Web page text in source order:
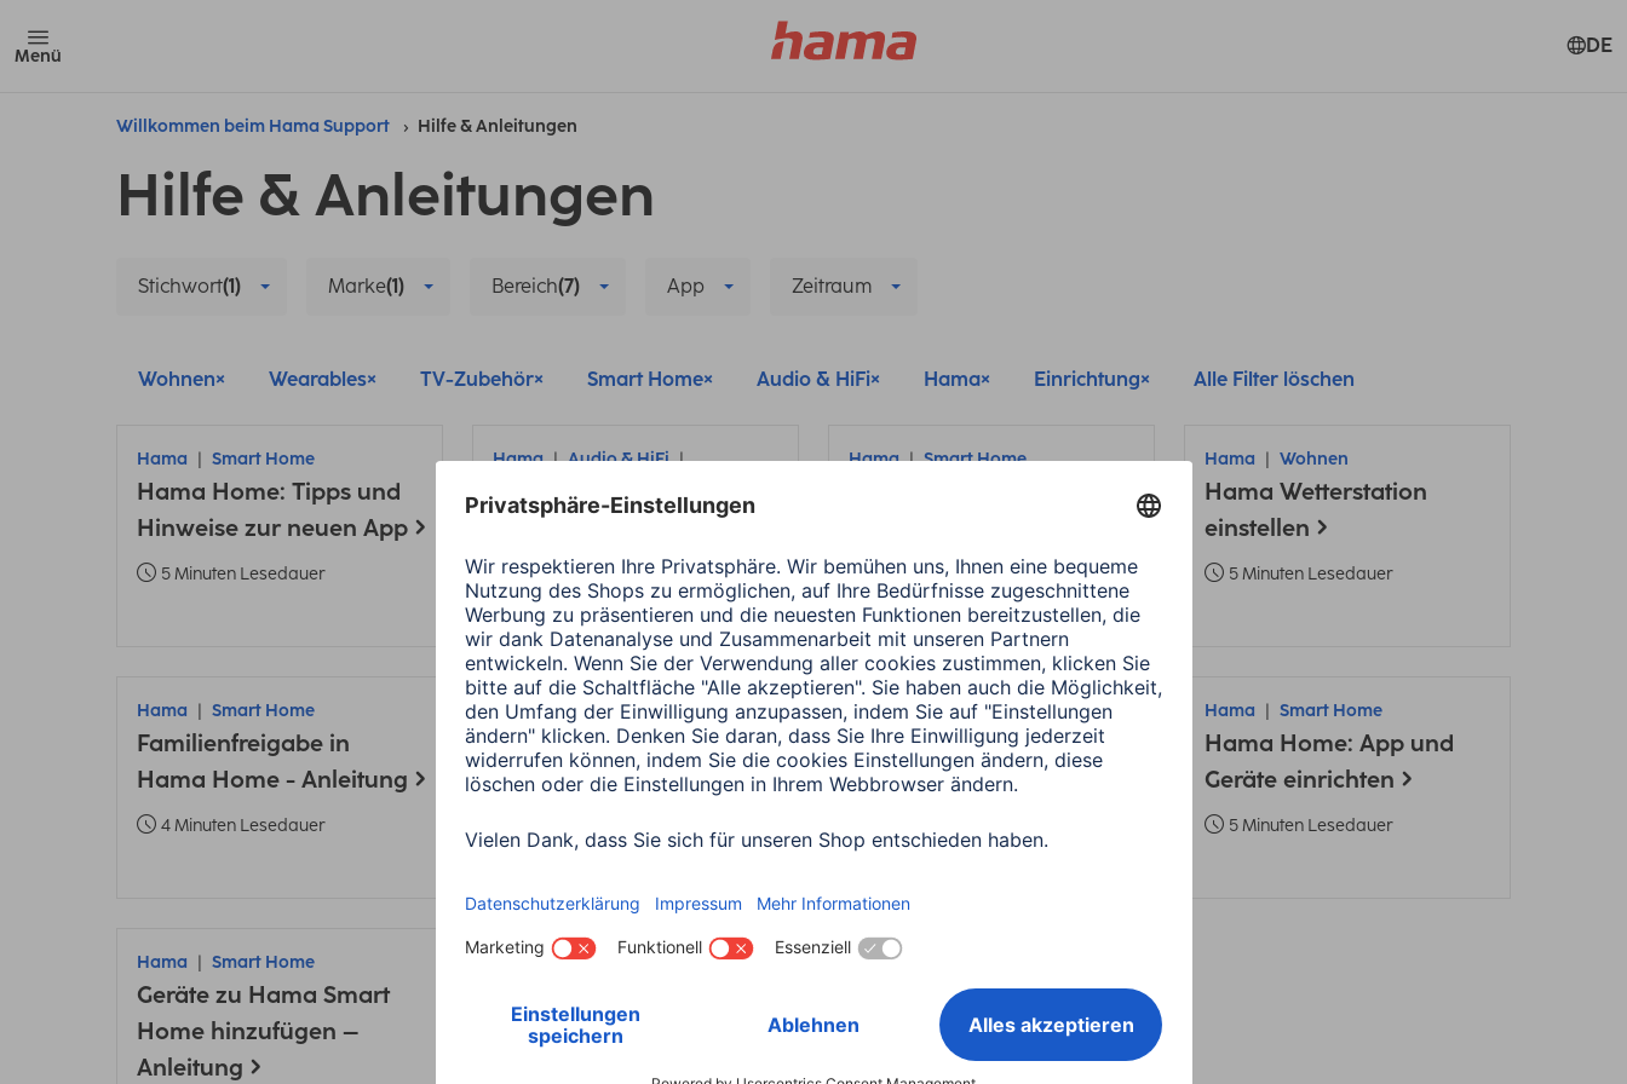
Menü DE
Willkommen beim Hama Support Hilfe & Anleitungen
Hilfe & Anleitungen
Stichwort(1) Marke(1) Bereich(7) App Zeitraum
Wohnen Wearables TV-Zubehör Smart Home Audio & HiFi Hama Einrichtung Alle Filter löschen
Hama Smart Home
Hama Home: Tipps und
Hinweise zur neuen App
5 Minuten Lesedauer
Hama
Audio & HiFi
Kopfhörer mit Fernseher
verbinden
6 Minuten Lesedauer
Hama Smart Home
hinzufügen
3 Minuten Lesedauer
Hama Wohnen
Hama Wetterstation
einstellen
5 Minuten Lesedauer
Hama Smart Home
Familienfreigabe in
Hama Home - Anleitung
4 Minuten Lesedauer
Hama Wearables
Die richtige App für
Smartwatch und
Hama Smart Home
Smartes Thermostat
einrichten: Anleitung
Hama Smart Home
Hama Home: App und
Geräte einrichten
5 Minuten Lesedauer
Hama Smart Home
Geräte zu Hama Smart
Home hinzufügen –
Anleitung
Hama TV-Zubehör
Codes einlernen
2 Minuten Lesedauer